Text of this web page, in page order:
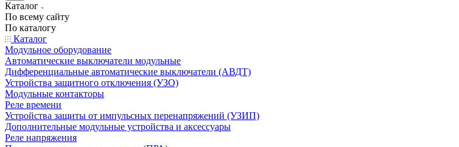
Каталог
По всему сайту
По каталогу
Каталог
Модульное оборудование
Автоматические выключатели модульные
Дифференциальные автоматические выключатели (АВДТ)
Устройства защитного отключения (УЗО)
Модульные контакторы
Реле времени
Устройства защиты от импульсных перенапряжений (УЗИП)
Дополнительные модульные устройства и аксессуары
Реле напряжения